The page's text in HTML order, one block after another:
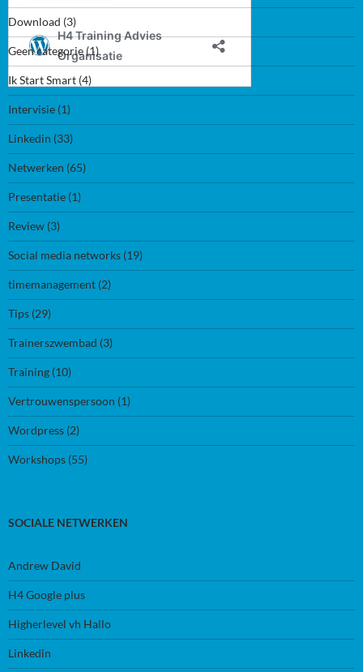
Download (3)
Geen categorie(1)
Ik Start Smart (4)
Intervisie (1)
Linkedin (33)
Netwerken (65)
Presentatie (1)
Review (3)
Social media networks (19)
timemanagement (2)
Tips (29)
Trainerszwembad (3)
Training (10)
Vertrouwenspersoon (1)
Wordpress (2)
Workshops (55)
SOCIALE NETWERKEN
Andrew David
H4 Google plus
Higherlevel vh Hallo
Linkedin